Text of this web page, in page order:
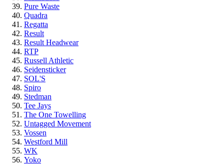
Pure Waste
Quadra
Regatta
Result
Result Headwear
RTP
Russell Athletic
Seidensticker
SOL'S
Spiro
Stedman
Tee Jays
The One Towelling
Untagged Movement
Vossen
Westford Mill
WK
Yoko